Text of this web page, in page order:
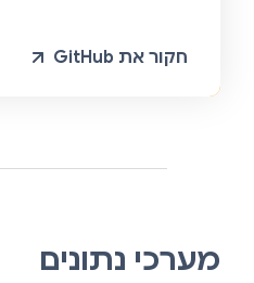
חקור את GitHub
מערכי נתונים